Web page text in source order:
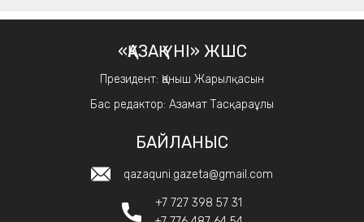
«ҚАЗАҚ ҮНІ» ЖШС
Президент: Қаныш Жарылқасын
Бас редактор: Азамат Тасқараұлы
БАЙЛАНЫС
qazaquni.gazeta@gmail.com
+7 727 398 57 31